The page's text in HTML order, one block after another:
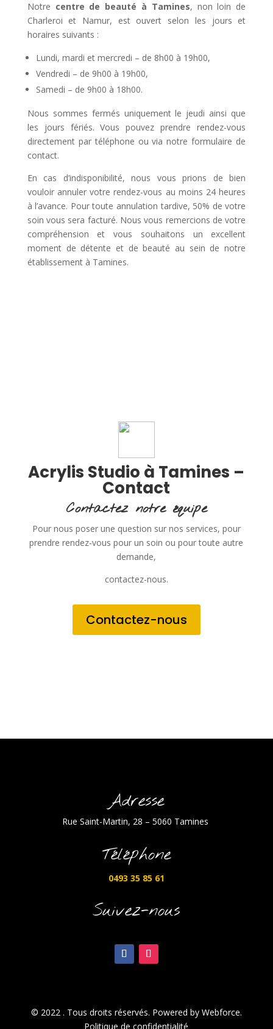
Notre centre de beauté à Tamines, non loin de
Charleroi et Namur, est ouvert selon les jours et
horaires suivants :
Lundi, mardi et mercredi – de 8h00 à 19h00,
Vendredi – de 9h00 à 19h00,
Samedi – de 9h00 à 18h00.
Nous sommes fermés uniquement le jeudi ainsi que
les jours fériés. Vous pouvez prendre rendez-vous
directement par téléphone ou via notre formulaire de
contact.
En cas d’indisponibilité, nous vous prions de bien
vouloir annuler votre rendez-vous au moins 24 heures
à l’avance. Pour toute annulation tardive, 50% de votre
soin vous sera facturé. Nous vous remercions de votre
compréhension et vous souhaitons un excellent
moment de détente et de beauté au sein de notre
établissement à Tamines.
Acrylis Studio à Tamines –
Contact
Contactez notre équipe
Pour nous poser une question sur nos services, pour
prendre rendez-vous pour un soin ou pour toute autre
demande,
contactez-nous.
Contactez-nous
Adresse
Rue Saint-Martin, 28 – 5060 Tamines
Téléphone
0493 35 85 61
Suivez-nous
© 2022 . Tous droits réservés. Powered by Webforce.
Politique de confidentialité